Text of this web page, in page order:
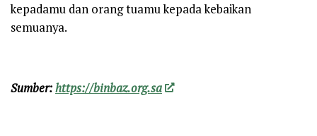
kepadamu dan orang tuamu kepada kebaikan
semuanya.
Sumber:https://binbaz.org.sa